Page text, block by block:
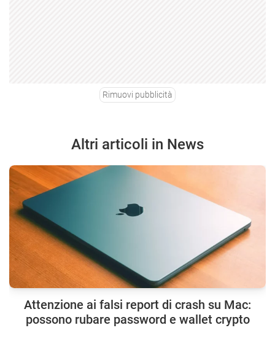
Rimuovi pubblicità
Altri articoli in News
Attenzione ai falsi report di crash su Mac:
possono rubare password e wallet crypto